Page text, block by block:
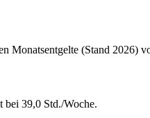
(Stand 2026)
39,0 Std./Woche.